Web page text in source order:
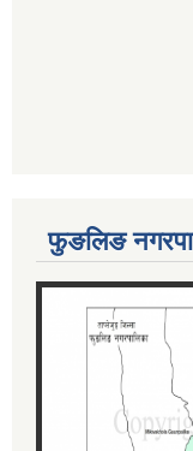
फुङलिङ